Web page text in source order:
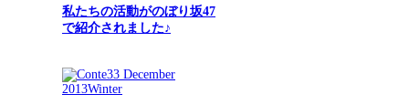
私たちの活動がのぼり坂47
で紹介されました♪